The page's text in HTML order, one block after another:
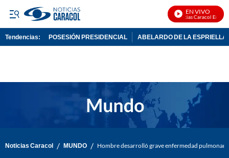
EN VIVO
Noticias Caracol En Vivo
Tendencias: POSESIÓN PRESIDENCIAL ABELARDO DE LA ESPRIELLA
Noticias Caracol / MUNDO / Hombre desarrolló grave enfermedad pulmonar